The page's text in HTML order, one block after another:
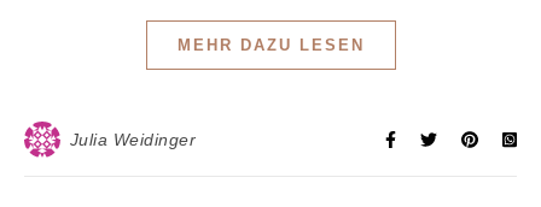
MEHR DAZU LESEN
Julia Weidinger